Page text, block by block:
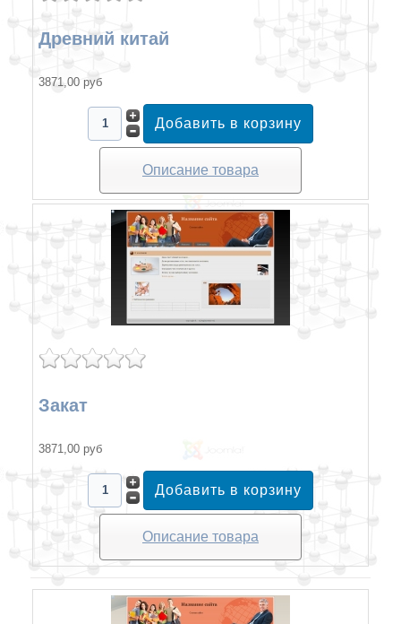
Древний китай
3871,00 руб
Описание товара
Закат
3871,00 руб
Описание товара